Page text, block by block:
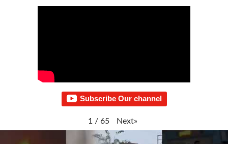
Subscribe Our channel
1 / 65 Next»